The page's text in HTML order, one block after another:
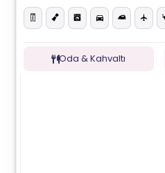
Oda & Kahvaltı